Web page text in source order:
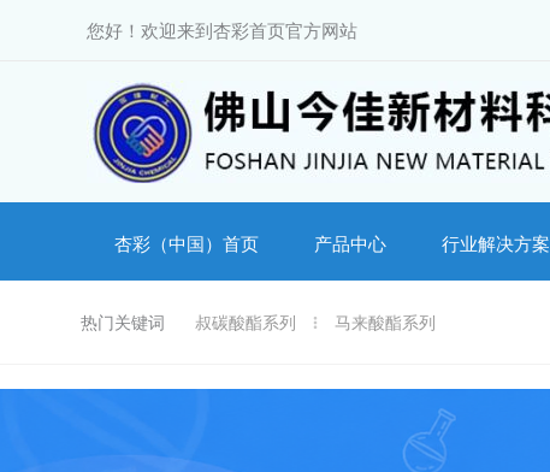
您好！欢迎来到杏彩首页官方网站
杏彩（中国）首页 产品中心 行业解决方案
热门关键词 叔碳酸酯系列 马来酸酯系列